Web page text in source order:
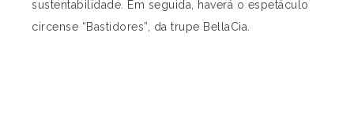
sustentabilidade. Em seguida, haverá o espetáculo
circense “Bastidores”, da trupe BellaCia.